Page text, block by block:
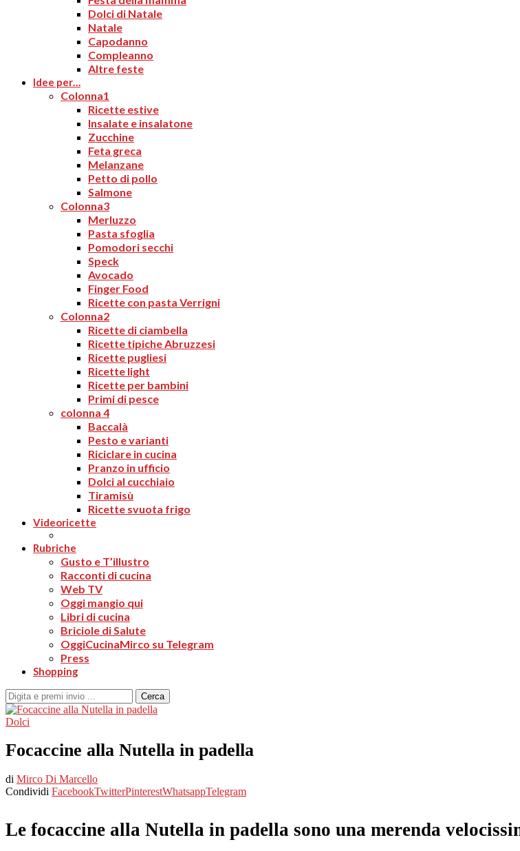
Dolci di Natale
Natale
Capodanno
Compleanno
Altre feste
Idee per…
Colonna1
Ricette estive
Insalate e insalatone
Zucchine
Feta greca
Melanzane
Petto di pollo
Salmone
Colonna3
Merluzzo
Pasta sfoglia
Pomodori secchi
Speck
Avocado
Finger Food
Ricette con pasta Verrigni
Colonna2
Ricette di ciambella
Ricette tipiche Abruzzesi
Ricette pugliesi
Ricette light
Ricette per bambini
Primi di pesce
colonna 4
Baccalà
Pesto e varianti
Riciclare in cucina
Pranzo in ufficio
Dolci al cucchiaio
Tiramisù
Ricette svuota frigo
Videoricette
Rubriche
Gusto e T’illustro
Racconti di cucina
Web TV
Oggi mangio qui
Libri di cucina
Briciole di Salute
OggiCucinaMirco su Telegram
Press
Shopping
Cerca
Dolci
Focaccine alla Nutella in padella
di Mirco Di Marcello
Condividi FacebookTwitterPinterestWhatsappTelegram
Le focaccine alla Nutella in padella sono una merenda